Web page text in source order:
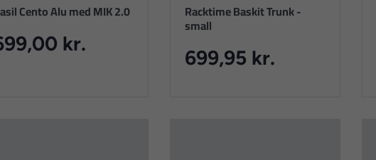
Cento Alu med MIK 2.0
kr.
Racktime Baskit Trunk -
small
699,95 kr.